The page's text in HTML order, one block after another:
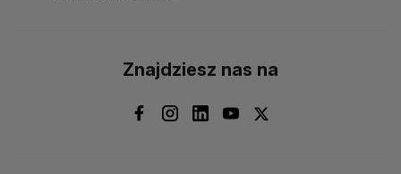
Znajdziesz nas na